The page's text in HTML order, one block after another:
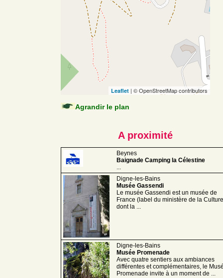
Leaflet | © OpenStreetMap contributors
Agrandir le plan
A proximité
Beynes
Baignade Camping la Célestine
...
Digne-les-Bains
Musée Gassendi
Le musée Gassendi est un musée de
France (label du ministère de la
dont la ...
Digne-les-Bains
Musée Promenade
Avec quatre sentiers aux ambiances
différentes et complémentaires, le
Promenade invite à un moment de ...